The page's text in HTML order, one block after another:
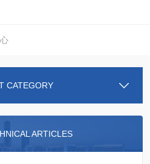
CATEGORY
ARTICLES